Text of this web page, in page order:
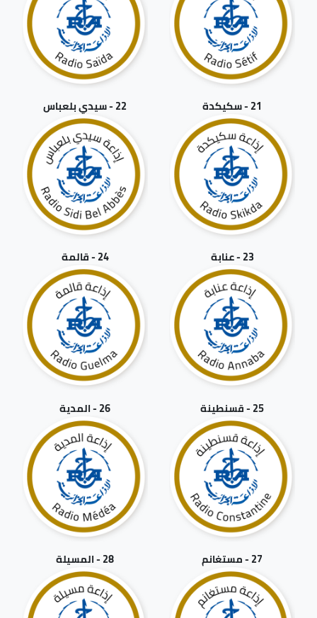
21 - سكيكدة 22 - سيدي بلعباس
23 - عنابة 24 - قالمة
25 - قسنطينة 26 - المدية
27 - مستغانم 28 - المسيلة